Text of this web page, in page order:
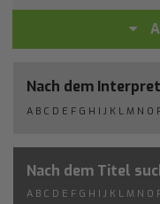
Nach dem
A B C D E F G H I J K L M N O
Nach dem Titel
A B C D E F G H I J K L M N O